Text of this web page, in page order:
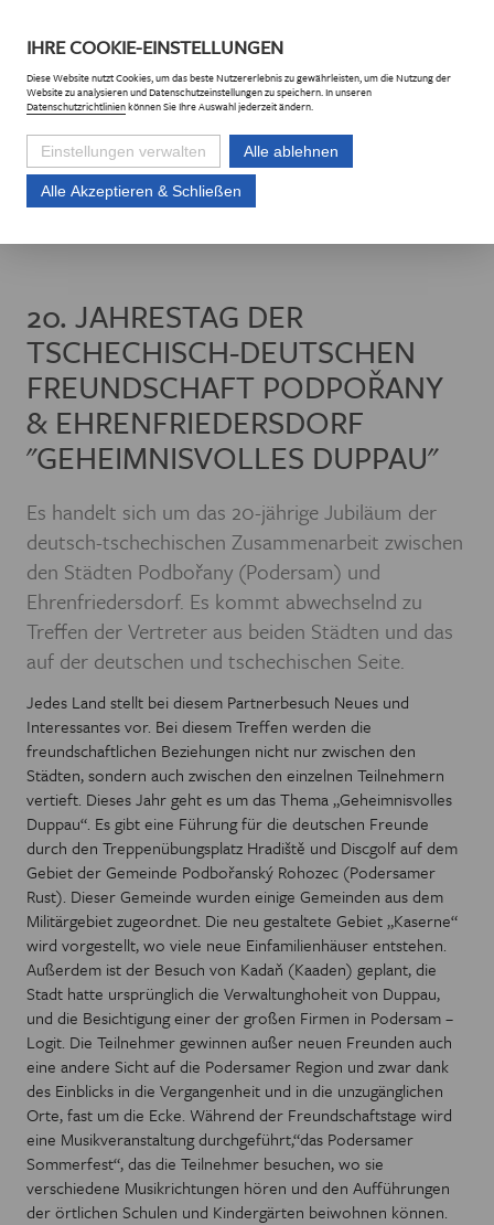
Euroregion Erzgebirge e.V. Projekte
20. JAHRESTAG DER
TSCHECHISCH-DEUTSCHEN
FREUNDSCHAFT PODPOŘANY
& EHRENFRIEDERSDORF
"GEHEIMNISVOLLES DUPPAU"
Es handelt sich um das 20-jährige Jubiläum der
deutsch-tschechischen Zusammenarbeit zwischen
den Städten Podbořany (Podersam) und
Ehrenfriedersdorf. Es kommt abwechselnd zu
Treffen der Vertreter aus beiden Städten und das
auf der deutschen und tschechischen Seite.
Jedes Land stellt bei diesem Partnerbesuch Neues und
Interessantes vor. Bei diesem Treffen werden die
freundschaftlichen Beziehungen nicht nur zwischen den
Städten, sondern auch zwischen den einzelnen Teilnehmern
vertieft. Dieses Jahr geht es um das Thema „Geheimnisvolles
Duppau“. Es gibt eine Führung für die deutschen Freunde
durch den Treppenübungsplatz Hradiště und Discgolf auf dem
Gebiet der Gemeinde Podbořanský Rohozec (Podersamer
Rust). Dieser Gemeinde wurden einige Gemeinden aus dem
Militärgebiet zugeordnet. Die neu gestaltete Gebiet „Kaserne“
wird vorgestellt, wo viele neue Einfamilienhäuser entstehen.
Außerdem ist der Besuch von Kadaň (Kaaden) geplant, die
Stadt hatte ursprünglich die Verwaltunghoheit von Duppau,
und die Besichtigung einer der großen Firmen in Podersam –
Logit. Die Teilnehmer gewinnen außer neuen Freunden auch
eine andere Sicht auf die Podersamer Region und zwar dank
des Einblicks in die Vergangenheit und in die unzugänglichen
Orte, fast um die Ecke. Während der Freundschaftstage wird
eine Musikveranstaltung durchgeführt,“das Podersamer
Sommerfest“, das die Teilnehmer besuchen, wo sie
verschiedene Musikrichtungen hören und den Aufführungen
der örtlichen Schulen und Kindergärten beiwohnen können.
IHRECOOKIE-EINSTELLUNGEN
DieseWebsitenutzt Cookies, um das beste Nutzererlebnis zu gewährleisten, um die Nutzung der
Websitezu analysieren und Datenschutzeinstellungen zu speichern. In unseren
Datenschutzrichtlinienkönnen Sie Ihre Auswahl jederzeit ändern.
Einstellungen verwalten Alle ablehnen
Alle Akzeptieren & Schließen